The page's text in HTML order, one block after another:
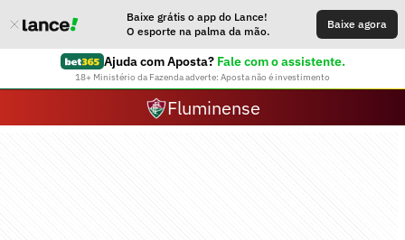
Baixe grátis o app do Lance!
O esporte na palma da mão.
Baixe agora
Ajuda com Aposta? Fale com o assistente.
18+ Ministério da Fazenda adverte: Aposta não é investimento
Fluminense